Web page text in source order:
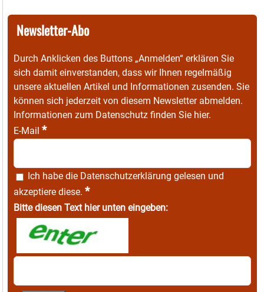
Newsletter-Abo
Durch Anklicken des Buttons „Anmelden“ erklären Sie
sich damit einverstanden, dass wir Ihnen regelmäßig
unsere aktuellen Artikel und Informationen zusenden. Sie
können sich jederzeit von diesem Newsletter abmelden.
Informationen zum Datenschutz finden Sie hier.
E-Mail *
Ich habe die Datenschutzerklärung gelesen und
akzeptiere diese. *
Bitte diesen Text hier unten eingeben: